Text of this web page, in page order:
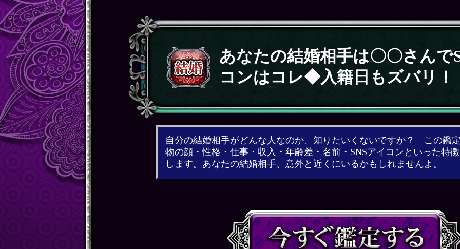
あなたの結婚相手は〇〇さんで
コンはコレ◆入籍日もズバリ！
自分の結婚相手がどんな人なのか、知りたいくないですか？ この鑑
物の顔・性格・仕事・収入・年齢差・名前・SNSアイコンといった特
します。あなたの結婚相手、意外と近くにいるかもしれませんよ。